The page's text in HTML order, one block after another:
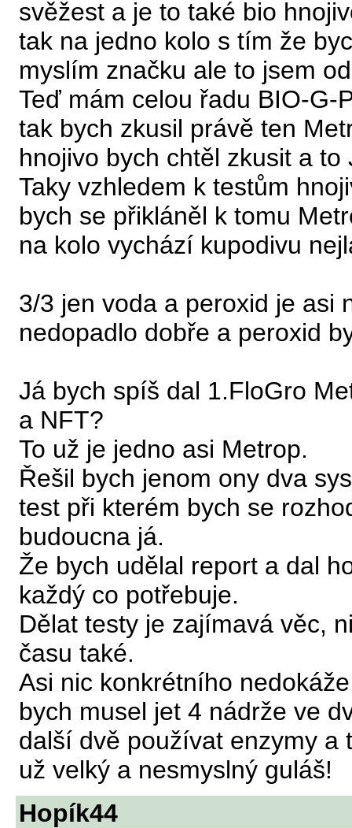
svěžest a je to také bio
tak na jedno kolo s tím že
myslím značku ale to jsem
Teď mám celou řadu BIO-G-
tak bych zkusil právě ten
hnojivo bych chtěl zkusit a
Taky vzhledem k testům
bych se přikláněl k tomu
na kolo vychází kupodivu
3/3 jen voda a peroxid je asi
nedopadlo dobře a peroxid
Já bych spíš dal 1.FloGro
a NFT?
To už je jedno asi Metrop.
Řešil bych jenom ony dva
test při kterém bych se
budoucna já.
Že bych udělal report a dal
každý co potřebuje.
Dělat testy je zajímavá věc,
času také.
Asi nic konkrétního
bych musel jet 4 nádrže ve
další dvě používat enzymy a
už velký a nesmyslný guláš!
Hopík44